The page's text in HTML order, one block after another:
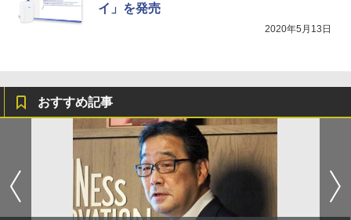
イ」を発売
2020年5月13日
おすすめ記事